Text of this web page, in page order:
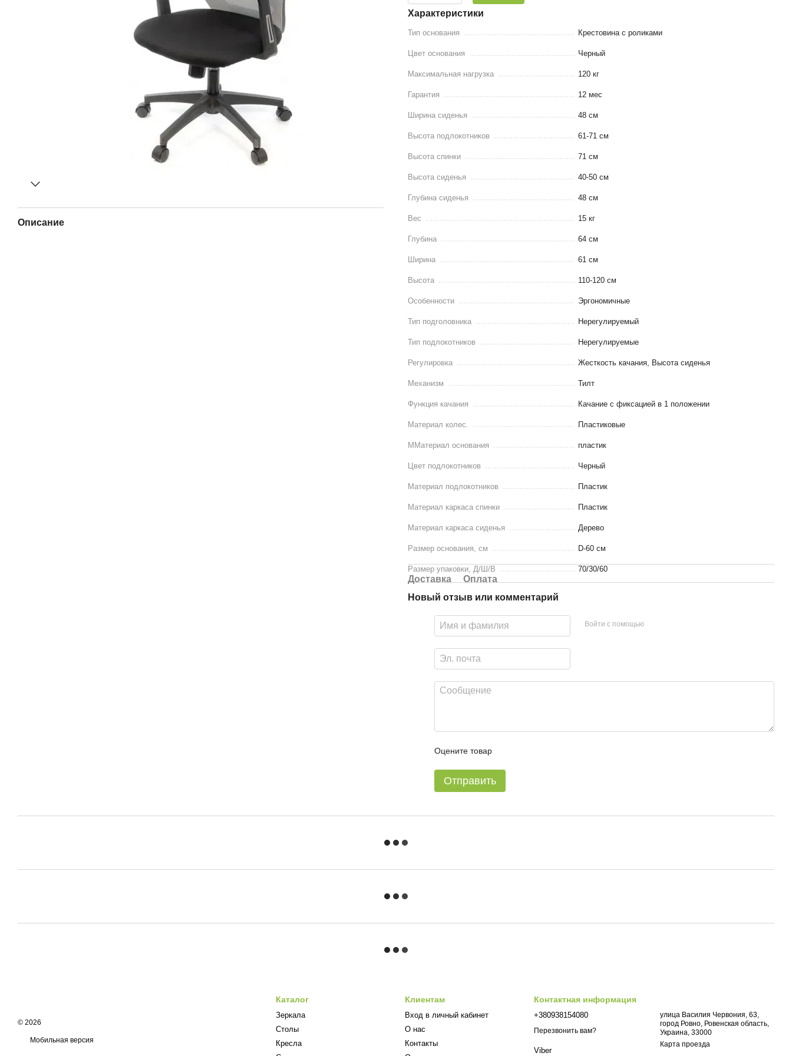
Описание
Характеристики
Тип основания Крестовина с роликами
Цвет основания Черный
Максимальная нагрузка 120 кг
Гарантия 12 мес
Ширина сиденья 48 см
Высота подлокотников 61-71 см
Высота спинки 71 см
Высота сиденья 40-50 см
Глубина сиденья 48 см
Вес 15 кг
Глубина 64 см
Ширина 61 см
Высота 110-120 см
Особенности Эргономичные
Тип подголовника Нерегулируемый
Тип подлокотников Нерегулируемые
Регулировка Жесткость качания, Высота сиденья
Механизм Тилт
Функция качания Качание с фиксацией в 1 положении
Материал колес. Пластиковые
ММатериал основания пластик
Цвет подлокотников Черный
Материал подлокотников Пластик
Материал каркаса спинки Пластик
Материал каркаса сиденья Дерево
Размер основания, см D-60 см
Размер упаковки, Д/Ш/В 70/30/60
Доставка
Оплата
Новый отзыв или комментарий
Войти с помощью
Оцените товар
Отправить
© 2026
Мобильная версия
Каталог
Зеркала
Столы
Кресла
Клиентам
Вход в личный кабинет
О нас
Контакты
Контактная информация
+380938154080
Перезвонить вам?
Viber
улица Василия Червония, 63,
город Ровно, Ровенская область,
Украина, 33000
Карта проезда